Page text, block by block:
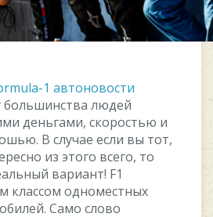
1 автоновости
большинства людей
деньгами, скоростью и
В случае если вы тот,
из этого всего, то
вариант! F1
классом одноместных
Само слово